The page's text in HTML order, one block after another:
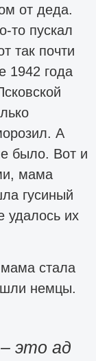
от деда.
то пускал
так почти
1942 года
А
было. Вот и
мама
гусиный
удалось их
стала
немцы.
это ад